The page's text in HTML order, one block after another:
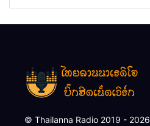
© Thailanna Radio 2019 - 2026